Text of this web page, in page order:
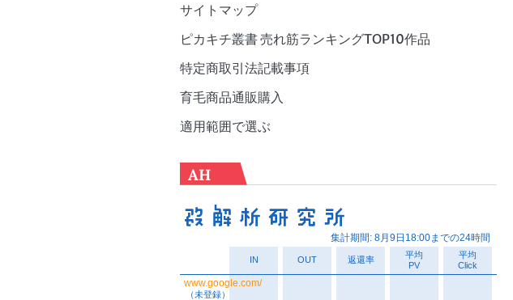
サイトマップ
ピカキチ叢書 売れ筋ランキングTOP10作品
特定商取引法記載事項
育毛商品通販購入
適用範囲で選ぶ
AH